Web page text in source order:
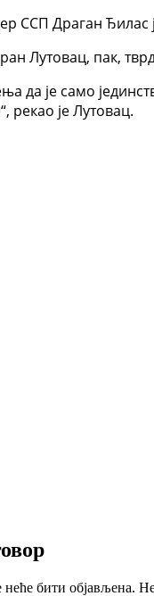
ССП Драган Ђилас
Лутовац, пак,
да је само
рекао је Лутовац.
бити објављена.